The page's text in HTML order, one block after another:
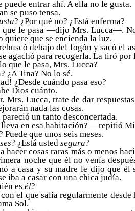
puede entrar ahí. A ella no le gusta.
se puso tensa.
? ¿Por qué no? ¿Está enferma?
que le pasa —dijo Mrs. Lucca—.
quiere que se encienda la luz.
ó debajo del fogón y sacó el
agachó para recogerla. La tiró por
que le pasa, Mrs. Lucca?
¿ A Tina? No lo sé.
¿Desde cuándo pasa eso?
Dios cuánto.
Mrs. Lucca, trate de dar
án nada las cosas.
pareció un tanto desconcertada.
en esa habitación? —repitió
Puede que unos seis meses.
? ¿Está ustedsegura?
a hacer cosas raras más o menos
noche que él no venía despué
ó a casa y su madre le dijo que él
iba a casar con una chica judía.
esél?
el que salía regularmente desde
Sol.